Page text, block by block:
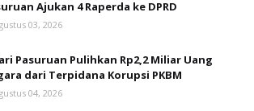
Ajukan 4 Raperda ke DPRD
03, 2026
Pasuruan Pulihkan Rp2,2 Miliar Uang
dari Terpidana Korupsi PKBM
04, 2026